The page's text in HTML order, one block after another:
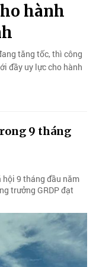
hành
tăng tốc, thì công
đầy uy lực cho hành
9 tháng
hội 9 tháng đầu năm
trưởng GRDP đạt